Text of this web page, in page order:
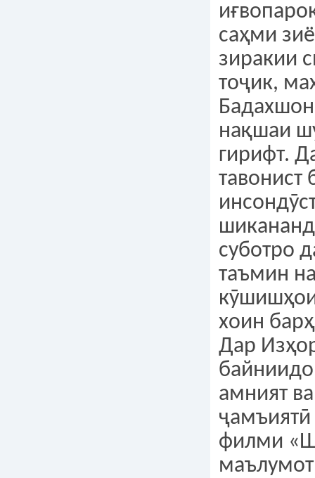
саҳми
зиракии
тоҷик,
нақшаи
гирифт.
тавонист
суботро
таъмин
хоин
Дар
амният
филми